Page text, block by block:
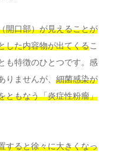
開口部）が見えることが
した内容物が出てくるこ
も特徴のひとつです。感
ませんが、 細菌感染が
ともなう「炎症性粉瘤」
すると徐々に大きくなっ